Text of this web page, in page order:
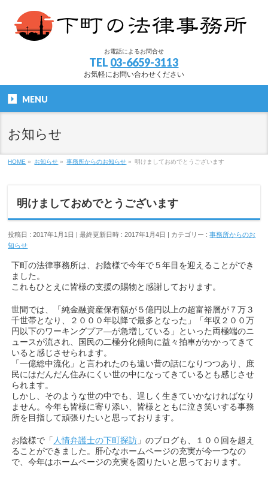
お電話によるお問合せ
TEL 03-6659-3113
お気軽にお問い合わせください
MENU
お知らせ
HOME » お知らせ » 事務所からのお知らせ » 明けましておめでとうございます
明けましておめでとうございます
投稿日 : 2017年1月1日 最終更新日時 : 2017年1月4日 カテゴリー :事務所からのお
知らせ
下町の法律事務所は、お陰様で今年で５年目を迎えることができ
ました。
これもひとえに皆様の支援の賜物と感謝しております。
世間では、「純金融資産保有額が５億円以上の超富裕層が７万３
千世帯となり、２０００年以降で最多となった」「年収２００万
円以下のワーキングプア―が急増している」といった両極端のニ
ュースが流され、国民の二極分化傾向に益々拍車がかかってきて
いると感じさせられます。
「一億総中流化」と言われたのも遠い昔の話になりつつあり、庶
民にはだんだん住みにくい世の中になってきているとも感じさせ
られます。
しかし、そのような世の中でも、逞しく生きていかなければなり
ません。今年も皆様に寄り添い、皆様とともに泣き笑いする事務
所を目指して頑張りたいと思っております。
お陰様で「 人情弁護士の下町探訪 」のブログも、１００回を超え
ることができました。肝心なホームページの充実が今一つなの
で、今年はホームページの充実を図りたいと思っております。